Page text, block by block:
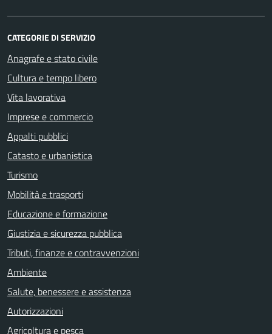
CATEGORIE DI SERVIZIO
Anagrafe e stato civile
Cultura e tempo libero
Vita lavorativa
Imprese e commercio
Appalti pubblici
Catasto e urbanistica
Turismo
Mobilità e trasporti
Educazione e formazione
Giustizia e sicurezza pubblica
Tributi, finanze e contravvenzioni
Ambiente
Salute, benessere e assistenza
Autorizzazioni
Agricoltura e pesca